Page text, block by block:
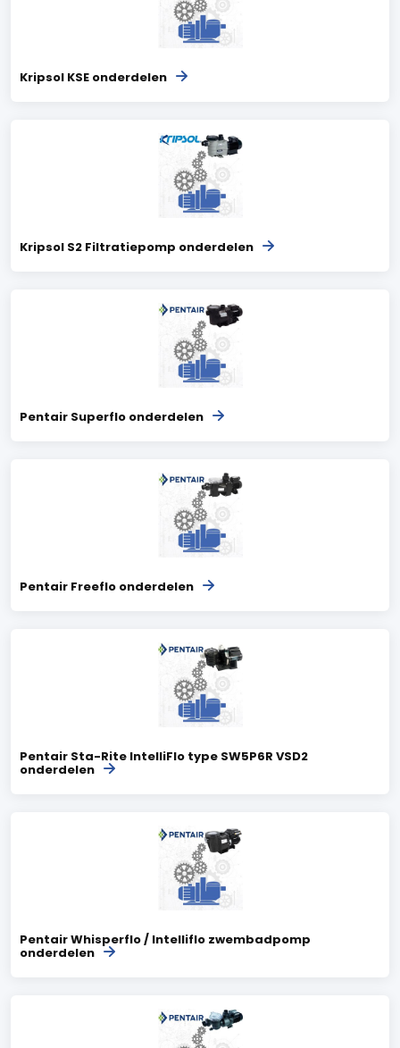
Kripsol KSE onderdelen
Kripsol S2 Filtratiepomp onderdelen
Pentair Superflo onderdelen
Pentair Freeflo onderdelen
Pentair Sta-Rite IntelliFlo type SW5P6R VSD2
onderdelen
Pentair Whisperflo / Intelliflo zwembadpomp
onderdelen